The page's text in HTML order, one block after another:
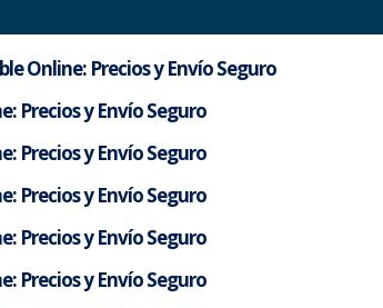
Online: Precios y Envío Seguro
Precios y Envío Seguro
Precios y Envío Seguro
Precios y Envío Seguro
Precios y Envío Seguro
Precios y Envío Seguro